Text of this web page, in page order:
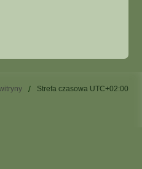
Strefa czasowa UTC+02:00